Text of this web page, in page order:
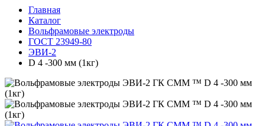
Главная
Каталог
Вольфрамовые электроды
ГОСТ 23949-80
ЭВИ-2
D 4 -300 мм (1кг)